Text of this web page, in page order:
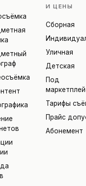
И ЦЕНЫ
Сборная
Уличная
Детская
Под
Тарифы
Прайс
Абонемент